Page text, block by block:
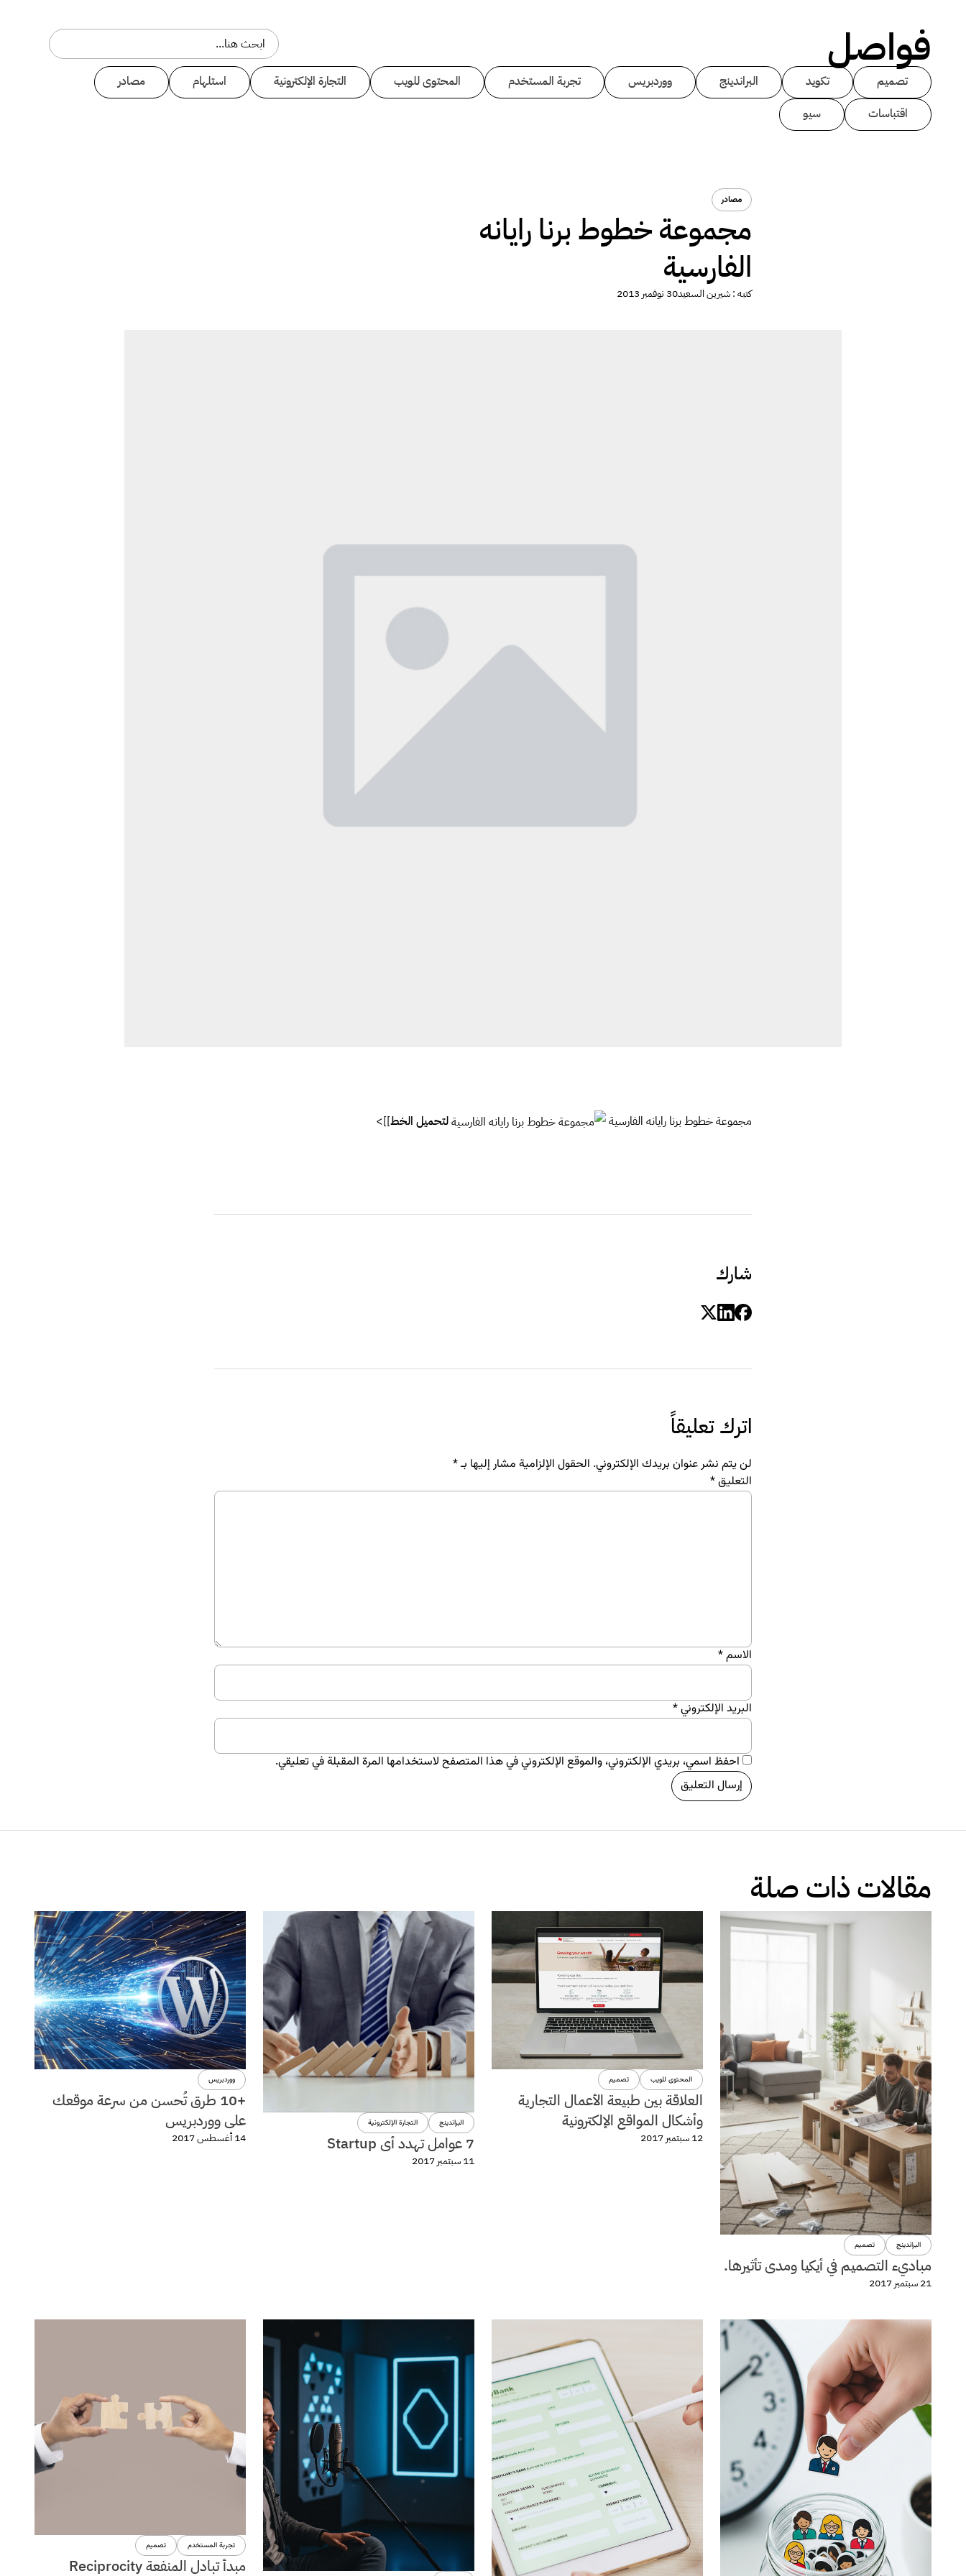
فواصل
تصميم تكويد البراندينج ووردبريس تجربة المستخدم المحتوى للويب التجارة الإلكترونية استلهام
مصادر
اقتباسات
سيو
مصادر
مجموعة خطوط برنا رايانه
الفارسية
كتبه :شيرين السعيد30 نوفمبر 2013
مجموعة خطوط برنا رايانه الفارسية لتحميل الخط]]>
شارك
اترك تعليقاً
لن يتم نشر عنوان بريدك الإلكتروني. الحقول الإلزامية مشار إليها بـ*
التعليق*
الاسم*
البريد الإلكتروني*
احفظ اسمي، بريدي الإلكتروني، والموقع الإلكتروني في هذا المتصفح لاستخدامها المرة المقبلة في تعليقي.
مقالات ذات صلة
البراندينج تصميم
مباديء التصميم في أيكيا ومدى تأثيرها.
21 سبتمبر 2017
المحتوى للويب تصميم
العلاقة بين طبيعة الأعمال التجارية
وأشكال المواقع الإلكترونية
12 سبتمبر 2017
البراندينج التجارة الإلكترونية
7 عوامل تهدد أى Startup
11 سبتمبر 2017
ووردبريس
+10 طرق تُحسن من سرعة موقعك
على ووردبريس
14 أغسطس 2017
تجربة المستخدم تصميم
مبدأ تبادل المنفعة Reciprocity